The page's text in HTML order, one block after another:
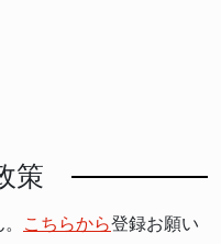
策
こちらから登録お願い